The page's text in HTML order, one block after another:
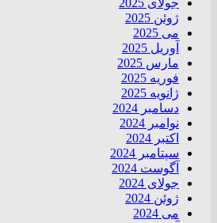
جولای 2025
ژوئن 2025
می 2025
آوریل 2025
مارس 2025
فوریه 2025
ژانویه 2025
دسامبر 2024
نوامبر 2024
اکتبر 2024
سپتامبر 2024
آگوست 2024
جولای 2024
ژوئن 2024
می 2024